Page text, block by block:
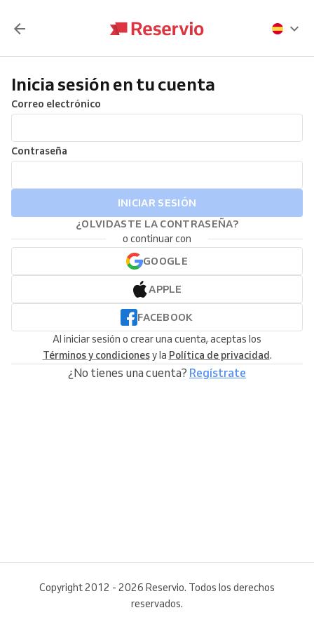
Inicia sesión en tu cuenta
Correo electrónico
Contraseña
INICIAR SESIÓN
¿OLVIDASTE LA CONTRASEÑA?
o continuar con
GOOGLE
APPLE
FACEBOOK
Al iniciar sesión o crear una cuenta, aceptas los
Términos y condicionesy la Política de privacidad.
¿No tienes una cuenta? Regístrate
Copyright 2012 - 2026 Reservio. Todos los derechos
reservados.